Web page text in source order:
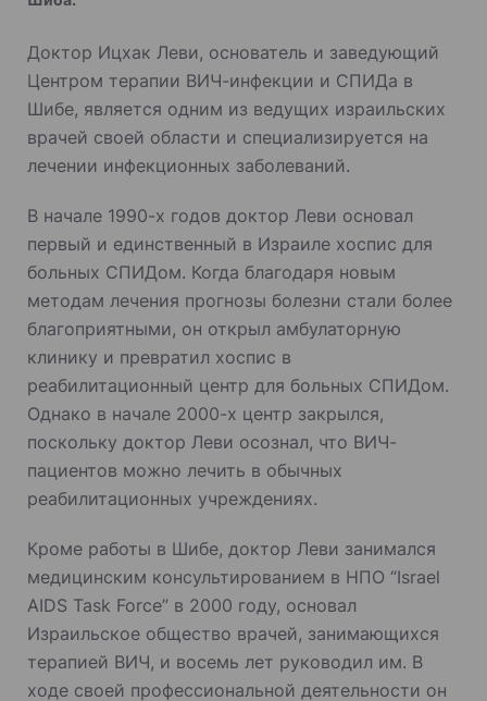
Доктор Ицхак Леви, основатель и заведующий
Центром терапии ВИЧ-инфекции и СПИДа в
Шибе, является одним из ведущих израильских
врачей своей области и специализируется на
лечении инфекционных заболеваний.
В начале 1990-х годов доктор Леви основал
первый и единственный в Израиле хоспис для
больных СПИДом. Когда благодаря новым
методам лечения прогнозы болезни стали более
благоприятными, он открыл амбулаторную
клинику и превратил хоспис в
реабилитационный центр для больных СПИДом.
Однако в начале 2000-х центр закрылся,
поскольку доктор Леви осознал, что ВИЧ-
пациентов можно лечить в обычных
реабилитационных учреждениях.
Кроме работы в Шибе, доктор Леви занимался
медицинским консультированием в НПО “Israel
AIDS Task Force” в 2000 году, основал
Израильское общество врачей, занимающихся
терапией ВИЧ, и восемь лет руководил им. В
ходе своей профессиональной деятельности он